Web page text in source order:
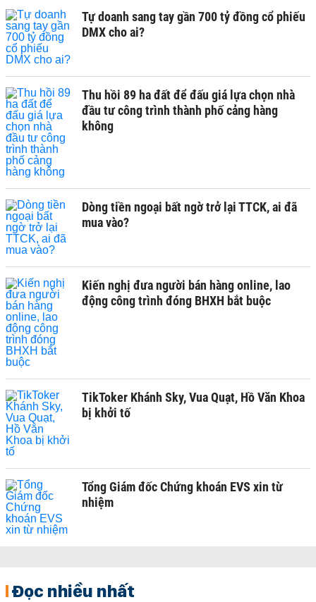
Tự doanh sang tay gần 700 tỷ đồng cổ phiếu
DMX cho ai?
Thu hồi 89 ha đất để đấu giá lựa chọn nhà
đầu tư công trình thành phố cảng hàng
không
Dòng tiền ngoại bất ngờ trở lại TTCK, ai đã
mua vào?
Kiến nghị đưa người bán hàng online, lao
động công trình đóng BHXH bắt buộc
TikToker Khánh Sky, Vua Quạt, Hồ Văn Khoa
bị khởi tố
Tổng Giám đốc Chứng khoán EVS xin từ
nhiệm
Đọc nhiều nhất